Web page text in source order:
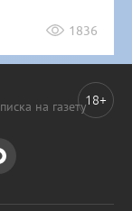
1836
на газету18+